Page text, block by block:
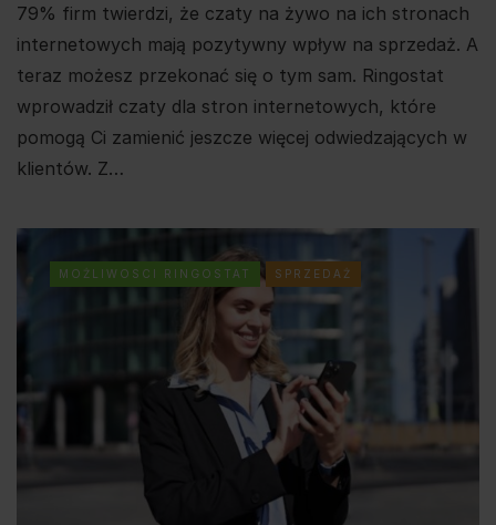
79% firm twierdzi, że czaty na żywo na ich stronach
internetowych mają pozytywny wpływ na sprzedaż. A
teraz możesz przekonać się o tym sam. Ringostat
wprowadził czaty dla stron internetowych, które
pomogą Ci zamienić jeszcze więcej odwiedzających w
klientów. Z…
MOŻLIWOSCI RINGOSTAT SPRZEDAŻ